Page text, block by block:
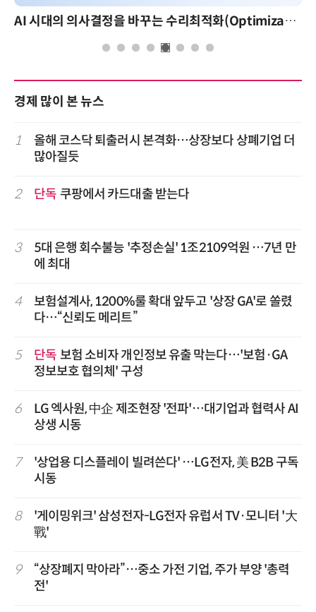
AI 시대의 의사결정을 바꾸는 수리최적화(Optimization): 실제 산업 적용 사례와 활용 전략
경제 많이 본 뉴스
1
올해 코스닥 퇴출러시 본격화…상장보다 상폐기업 더
많아질듯
2 단독 쿠팡에서 카드대출 받는다
3
5대 은행 회수불능 '추정손실' 1조2109억원 …7년 만
에 최대
4
보험설계사, 1200%룰 확대 앞두고 '상장 GA'로 쏠렸
다…“신뢰도 메리트”
5 단독 보험 소비자 개인정보 유출 막는다…'보험·GA
정보보호 협의체' 구성
6
LG 엑사원, 中企 제조현장 '전파'…대기업과 협력사 AI
상생 시동
7
'상업용 디스플레이 빌려쓴다' …LG전자, 美 B2B 구독
시동
8
'게이밍위크' 삼성전자-LG전자 유럽서 TV·모니터 '大
戰'
9
“상장폐지 막아라”…중소 가전 기업, 주가 부양 '총력
전'